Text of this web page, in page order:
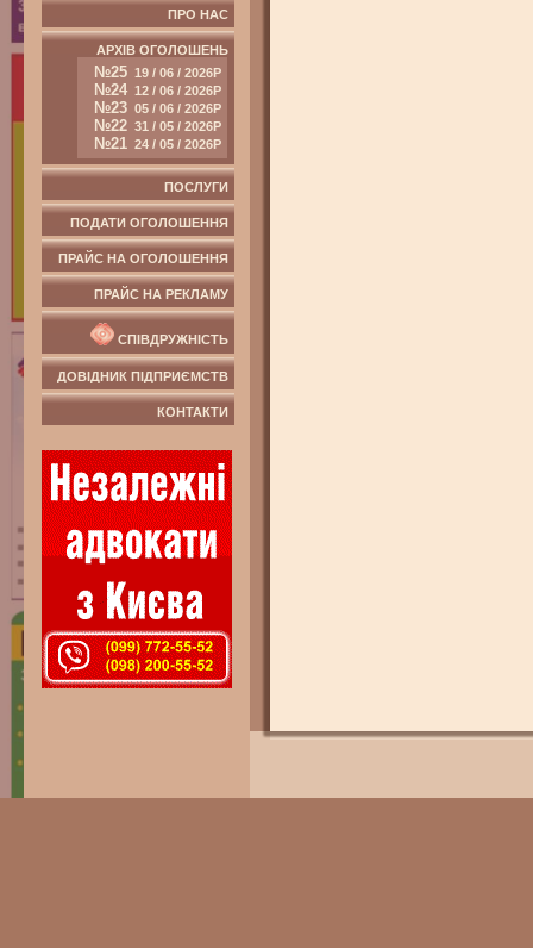
ПРО НАС
АРХІВ ОГОЛОШЕНЬ
№25 19 / 06 / 2026Р
№24 12 / 06 / 2026Р
№23 05 / 06 / 2026Р
№22 31 / 05 / 2026Р
№21 24 / 05 / 2026Р
ПОСЛУГИ
ПОДАТИ ОГОЛОШЕННЯ
ПРАЙС НА ОГОЛОШЕННЯ
ПРАЙС НА РЕКЛАМУ
СПІВДРУЖНІСТЬ
ДОВІДНИК ПІДПРИЄМСТВ
КОНТАКТИ